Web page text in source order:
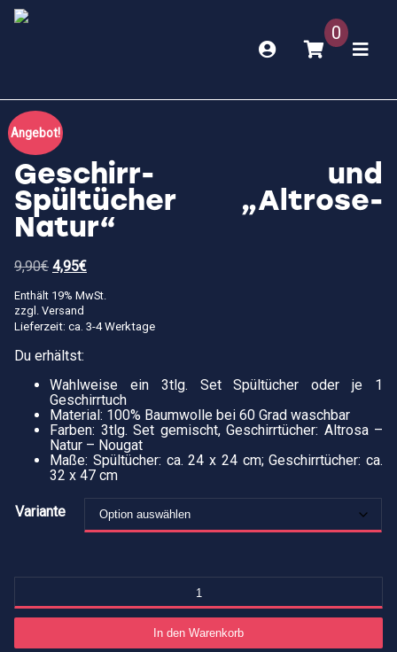
0
Angebot!
Geschirr- und
Spültücher „Altrose-
Natur“
9,90€ Ursprünglicher
war:
9,90€
4,95€Aktueller
ist:
Enthält 19% MwSt.
zzgl. Versand
Lieferzeit: ca. 3-4 Werktage
Du erhältst:
Wahlweise ein 3tlg. Set Spültücher oder je 1
Geschirrtuch
Material: 100% Baumwolle bei 60 Grad waschbar
Farben: 3tlg. Set gemischt, Geschirrtücher: Altrosa –
Natur – Nougat
Maße: Spültücher: ca. 24 x 24 cm; Geschirrtücher: ca.
32 x 47 cm
Variante
In den Warenkorb